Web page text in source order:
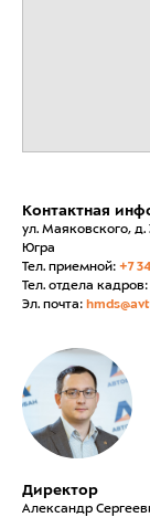
Контактная
ул. Маяковского,
Югра
Тел. приемной: +7
Тел. отдела кадров:
Эл. почта:
Директор
Александр